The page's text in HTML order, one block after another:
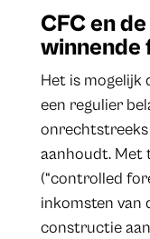
CFC en
winnende
Het is mogelijk
een regulier
aanhoudt. Met
(“controlled
inkomsten van
constructie